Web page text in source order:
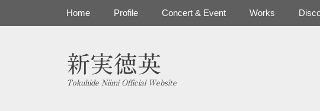
新実徳英
Tokuhide Niimi Official Website
メインメニュー
Home Profile Concert & Event Works